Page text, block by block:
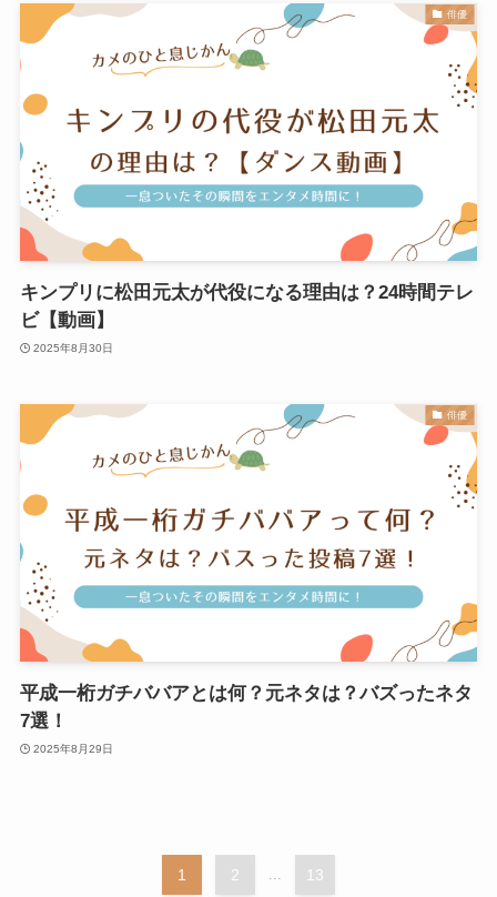
俳優
キンプリに松田元太が代役になる理由は？24時間テレ
ビ【動画】
2025年8月30日
俳優
平成一桁ガチババアとは何？元ネタは？バズったネタ
7選！
2025年8月29日
1 2 ... 13